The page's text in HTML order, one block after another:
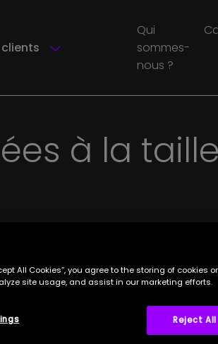
clients
Qui
sommes-
nous ?
à la taille
Tout
PME
All Cookies”, you agree to the storing of cookies
site usage, and assist in our marketing efforts.
Reject All